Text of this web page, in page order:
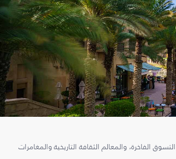
الفاخرة، والمعالم الثقافة التاريخية والمغامرات